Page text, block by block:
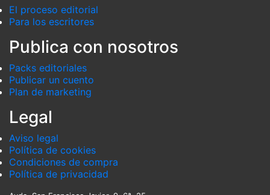
El proceso editorial
Para los escritores
Publica con nosotros
Packs editoriales
Publicar un cuento
Plan de marketing
Legal
Aviso legal
Política de cookies
Condiciones de compra
Política de privacidad